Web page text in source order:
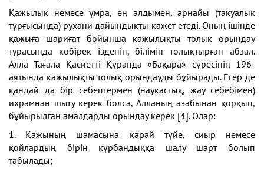
Қажылық немесе ұмра, ең алдымен, арнайы (тақуалық
тұрғысында) рухани дайындықты қажет етеді. Оның ішінде
қажыға шариғат бойынша қажылықты толық орындау
турасында көбірек ізденіп, білімін толықтырған абзал.
Алла Тағала Қасиетті Құранда «Бақара» сүресінің 196-
аятында қажылықты толық орындауды бұйырады. Егер де
қандай да бір себептермен (науқастық, жау себебімен)
ихрамнан шығу керек болса, Алланың азабынан қорқып,
бұйырылған амалдарды орындау керек [4]. Олар:
1. Қажының шамасына қарай түйе, сиыр немесе
қойлардың бірін құрбандыққа шалу шарт болып
табылады;